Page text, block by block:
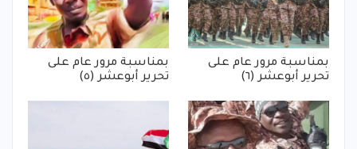
بمناسبة مرور عام على
تحرير أبوعشر (٦)
بمناسبة مرور عام على
تحرير أبوعشر (٥)